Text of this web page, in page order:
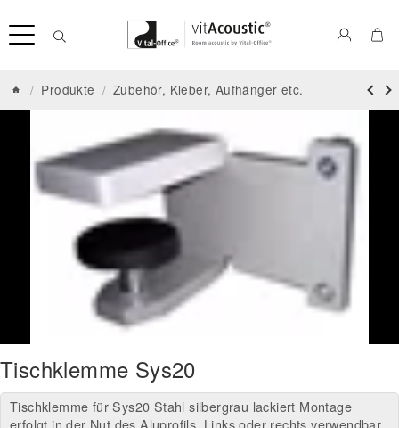
/ Produkte / Zubehör, Kleber, Aufhänger etc.
Tischklemme Sys20
Tischklemme für Sys20 Stahl silbergrau lackiert Montage
erfolgt in der Nut des Aluprofils, Links oder rechts verwendbar,